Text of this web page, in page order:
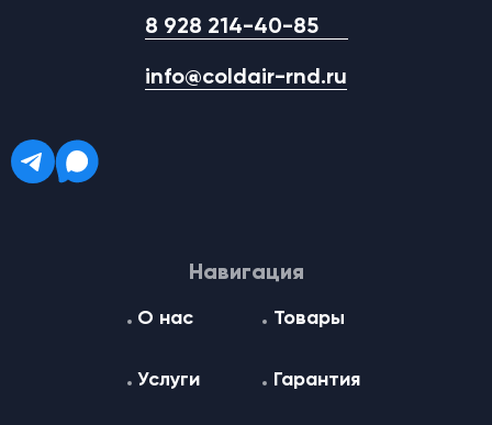
8 928 214-40-85
info@coldair-rnd.ru
Навигация
О нас Товары
Услуги Гарантия